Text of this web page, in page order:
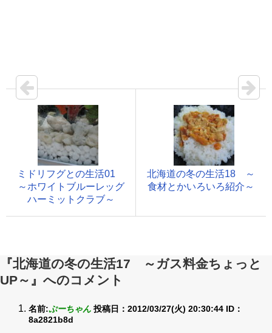
ミドリフグとの生活01
～ホワイトブルーレッグ
ハーミットクラブ～
北海道の冬の生活18 ～
食材とかいろいろ紹介～
『北海道の冬の生活17 ～ガス料金ちょっと
UP～』へのコメント
名前:ぷーちゃん 投稿日：2012/03/27(火) 20:30:44 ID：
8a2821b8d